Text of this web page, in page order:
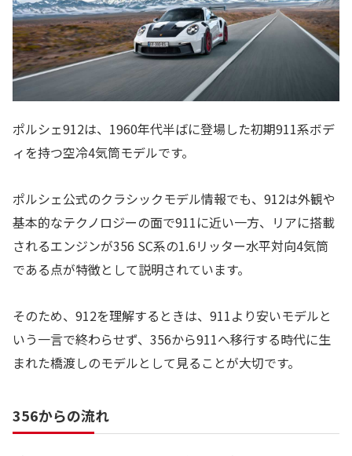
ポルシェ912は、1960年代半ばに登場した初期911系ボデ
ィを持つ空冷4気筒モデルです。
ポルシェ公式のクラシックモデル情報でも、912は外観や
基本的なテクノロジーの面で911に近い一方、リアに搭載
されるエンジンが356 SC系の1.6リッター水平対向4気筒
である点が特徴として説明されています。
そのため、912を理解するときは、911より安いモデルと
いう一言で終わらせず、356から911へ移行する時代に生
まれた橋渡しのモデルとして見ることが大切です。
356からの流れ